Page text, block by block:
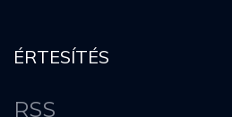
ÉRTESÍTÉS
RSS